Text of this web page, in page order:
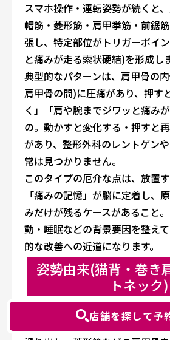
店舗を探して予
スマホ操作・運転姿勢が続くと
帽筋・菱形筋・肩甲挙筋・前鋸
張し、特定部位がトリガーポイ
と痛みが走る索状硬結)を形成し
典型的なパターンは、肩甲骨の
肩甲骨の間)に圧痛があり、押す
く」「肩や腕までジワッと痛み
の。動かすと変化する・押すと
があり、整形外科のレントゲン
常は見つかりません。
このタイプの厄介な点は、放置
「痛みの記憶」が脳に定着し、
みだけが残るケースがあること
動・睡眠などの背景要因を整え
的な改善への近道になります。
姿勢由来(猫背・巻き
トネック)
筋筋膜性疼痛と表裏一体の関係
来の肩甲骨痛です。猫背になる